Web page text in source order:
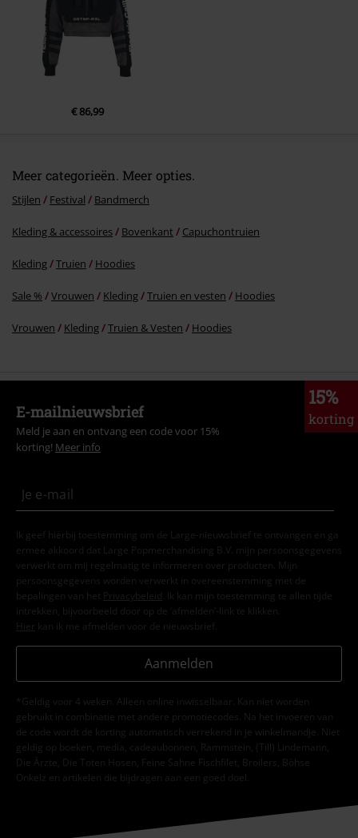
€ 86,99
Meer categorieën. Meer opties.
Stijlen Festival Bandmerch
Kleding & accessoires Bovenkant Capuchontruien
Kleding Truien Hoodies
Sale % Vrouwen Kleding Truien en vesten Hoodies
Vrouwen Kleding Truien & Vesten Hoodies
15%
korting
E-mailnieuwsbrief
Meld je aan en ontvang een code voor 15%
korting! Meer info
Ik geef hierbij toestemming om de Large-nieuwsbrief te ontvangen en ga
ermee akkoord dat Large Popmerchandising B.V. mijn persoonsgegevens
verwerkt om mij regelmatig te informeren over producten. Mijn
persoonsgegevens worden verwerkt in overeenstemming met de
bepalingen van het
Privacybeleid . Ik kan mijn toestemming te allen tijde
intrekken, bijvoorbeeld door op de ‘afmelden’-link te klikken.
Hier kan ik me afmelden voor de nieuwsbrief.
Aanmelden
*Geldig voor 4 weken. Alleen online inwisselbaar. Kan niet worden
gebruikt in combinatie met andere promotiecodes. Na het invoeren van
de code wordt de korting automatisch verrekend in je winkelmandje. Niet
geldig op boeken, media, cadeaubonnen, Rammstein, (Till) Lindemann,
Die Ärzte, Die Toten Hosen, Feine Sahne Fischfilet, Broilers, Böhse
Onkelz en artikelen die bijdragen aan een goed doel.